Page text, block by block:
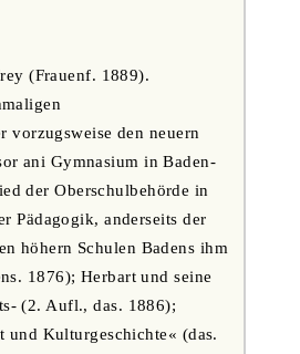
(Frauenf. 1889).
vorzugsweise den neuern
ani Gymnasium in Baden-
der Oberschulbehörde in
Pädagogik, anderseits der
höhern Schulen Badens ihm
1876); Herbart und seine
(2. Aufl., das. 1886);
Kulturgeschichte« (das.